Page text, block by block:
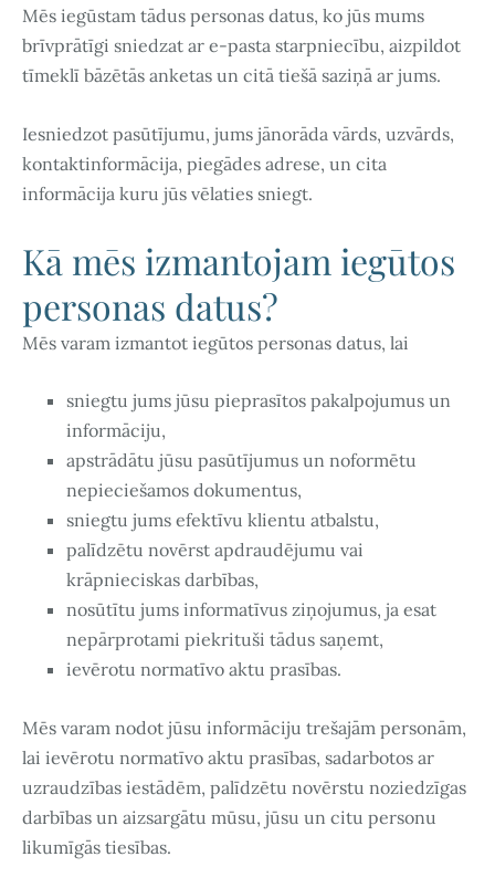
Mēs iegūstam tādus personas datus, ko jūs mums
brīvprātīgi sniedzat ar e-pasta starpniecību, aizpildot
tīmeklī bāzētās anketas un citā tiešā saziņā ar jums.
Iesniedzot pasūtījumu, jums jānorāda vārds, uzvārds,
kontaktinformācija, piegādes adrese, un cita
informācija kuru jūs vēlaties sniegt.
Kā mēs izmantojam iegūtos
personas datus?
Mēs varam izmantot iegūtos personas datus, lai
sniegtu jums jūsu pieprasītos pakalpojumus un
informāciju,
apstrādātu jūsu pasūtījumus un noformētu
nepieciešamos dokumentus,
sniegtu jums efektīvu klientu atbalstu,
palīdzētu novērst apdraudējumu vai
krāpnieciskas darbības,
nosūtītu jums informatīvus ziņojumus, ja esat
nepārprotami piekrituši tādus saņemt,
ievērotu normatīvo aktu prasības.
Mēs varam nodot jūsu informāciju trešajām personām,
lai ievērotu normatīvo aktu prasības, sadarbotos ar
uzraudzības iestādēm, palīdzētu novērstu noziedzīgas
darbības un aizsargātu mūsu, jūsu un citu personu
likumīgās tiesības.